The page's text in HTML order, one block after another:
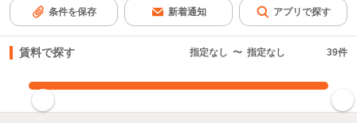
条件を保存 新着通知 アプリで探す
賃料で探す 指定なし 〜 指定なし 39件